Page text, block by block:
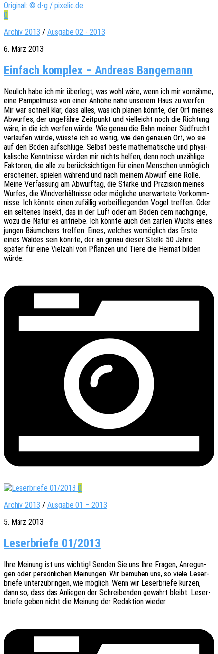
Original: © d-g / pixelio.de
0
Archiv 2013 / Ausgabe 02 - 2013
6. März 2013
Einfach komplex – Andreas Bangemann
Neulich habe ich mir über­legt, was wohl wäre, wenn ich mir vornäh­me,
eine Pampel­mu­se von einer Anhöhe nahe unse­rem Haus zu werfen.
Mir war schnell klar, dass alles, was ich planen könnte, der Ort meines
Abwur­fes, der unge­fäh­re Zeit­punkt und viel­leicht noch die Rich­tung
wäre, in die ich werfen würde. Wie genau die Bahn meiner Südfrucht
verlau­fen würde, wüsste ich so wenig, wie den genau­en Ort, wo sie
auf den Boden aufschlü­ge. Selbst beste mathe­ma­ti­sche und physi­
ka­li­sche Kennt­nis­se würden mir nichts helfen, denn noch unzäh­li­ge
Fakto­ren, die alle zu berück­sich­ti­gen für einen Menschen unmög­lich
erschei­nen, spie­len während und nach meinem Abwurf eine Rolle.
Meine Verfas­sung am Abwurf­tag, die Stärke und Präzi­si­on meines
Wurfes, die Wind­ver­hält­nis­se oder mögli­che uner­war­te­te Vorkomm­
nis­se. Ich könnte einen zufäl­lig vorbei­flie­gen­den Vogel tref­fen. Oder
ein selte­nes Insekt, das in der Luft oder am Boden dem nach­gin­ge,
wozu die Natur es antrie­be. Ich könnte auch den zarten Wuchs eines
jungen Bäum­chens tref­fen. Eines, welches womög­lich das Erste
eines Waldes sein könnte, der an genau dieser Stelle 50 Jahre
später für eine Viel­zahl von Pflan­zen und Tiere die Heimat bilden
würde.
0
Archiv 2013 / Ausgabe 01 – 2013
5. März 2013
Leserbriefe 01/2013
Ihre Meinung ist uns wich­tig! Senden Sie uns Ihre Fragen, Anre­gun­
gen oder persön­li­chen Meinun­gen. Wir bemü­hen uns, so viele Leser­
brie­fe unter­zu­brin­gen, wie möglich. Wenn wir Leser­brie­fe kürzen,
dann so, dass das Anlie­gen der Schrei­ben­den gewahrt bleibt. Leser­
brie­fe geben nicht die Meinung der Redak­ti­on wieder.